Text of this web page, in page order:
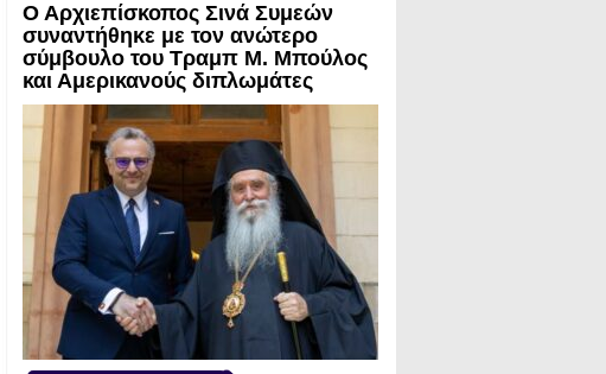
Ο Αρχιεπίσκοπος Σινά Συμεών
συναντήθηκε με τον ανώτερο
σύμβουλο του Τραμπ Μ. Μπούλος
και Αμερικανούς διπλωμάτες